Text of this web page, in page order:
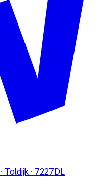
Toldijk · 7227DL